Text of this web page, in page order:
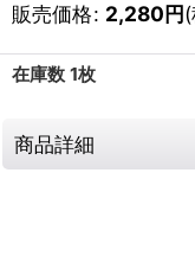
販売価格: 2,280円
在庫数 1枚
商品詳細